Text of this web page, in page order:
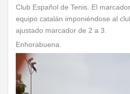
Club Español de Tenis. El
equipo catalán imponiéndose al
ajustado marcador de 2 a 3.
Enhorabuena.